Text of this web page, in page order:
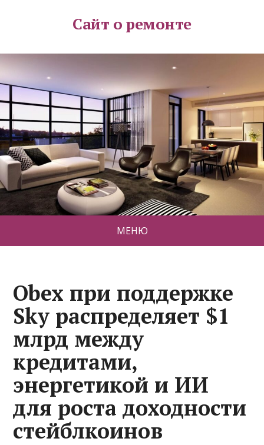
Сайт о ремонте
МЕНЮ
Obex при поддержке
Sky распределяет $1
млрд между
кредитами,
энергетикой и ИИ
для роста доходности
стейблкоинов